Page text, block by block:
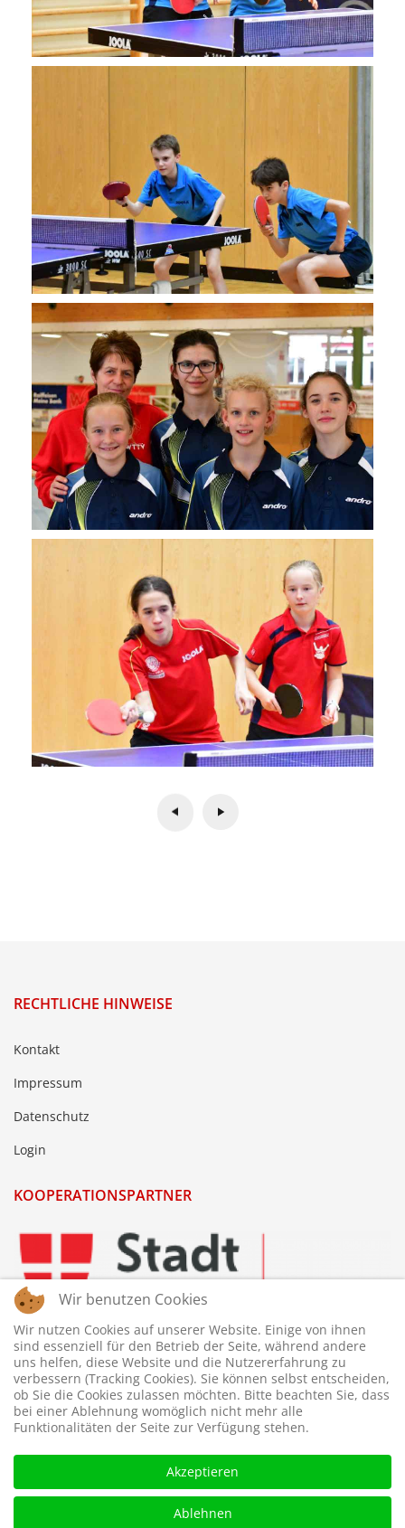
RECHTLICHE HINWEISE
Kontakt
Impressum
Datenschutz
Login
KOOPERATIONSPARTNER
© 2026 © WTTV - Wiener Tischtennis Verband. Gestaltet und
Wir benutzen Cookies
Wir nutzen Cookies auf unserer Website. Einige von ihnen
sind essenziell für den Betrieb der Seite, während andere
uns helfen, diese Website und die Nutzererfahrung zu
verbessern (Tracking Cookies). Sie können selbst entscheiden,
ob Sie die Cookies zulassen möchten. Bitte beachten Sie, dass
bei einer Ablehnung womöglich nicht mehr alle
Funktionalitäten der Seite zur Verfügung stehen.
Akzeptieren
Ablehnen